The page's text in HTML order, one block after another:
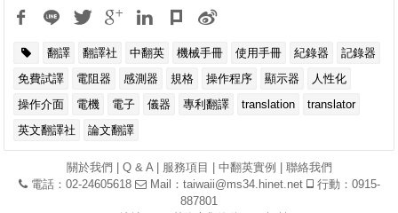
翻譯 翻譯社 中翻英 機械手冊 使用手冊 紀錄器
記錄器
免費試譯
電阻器 感測器 規格 操作程序 顯示器
人性化
操作介面
電機 電子 儀器 專利翻譯 translation
translator
英文翻譯社
論文翻譯
關於我們 Q & A| 服務項目 中翻英實例
聯絡我們
電話：02-24605618
Mail： taiwaii@ms34.hinet.net
行動：0915-
887801